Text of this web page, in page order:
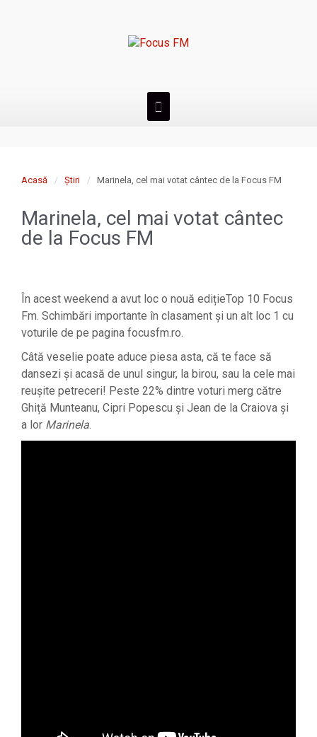
Acasă Știri Marinela, cel mai votat cântec de la Focus FM
Marinela, cel mai votat cântec
de la Focus FM
În acest weekend a avut loc o nouă edițieTop 10 Focus
Fm. Schimbări importante în clasament și un alt loc 1 cu
voturile de pe pagina focusfm.ro.
Câtă veselie poate aduce piesa asta, că te face să
dansezi și acasă de unul singur, la birou, sau la cele mai
reușite petreceri! Peste 22% dintre voturi merg către
Ghiță Munteanu, Cipri Popescu și Jean de la Craiova și
a lor Marinela.